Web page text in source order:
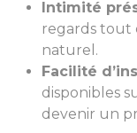
Intimité
regards tout
naturel.
Facilité
disponibles
devenir un